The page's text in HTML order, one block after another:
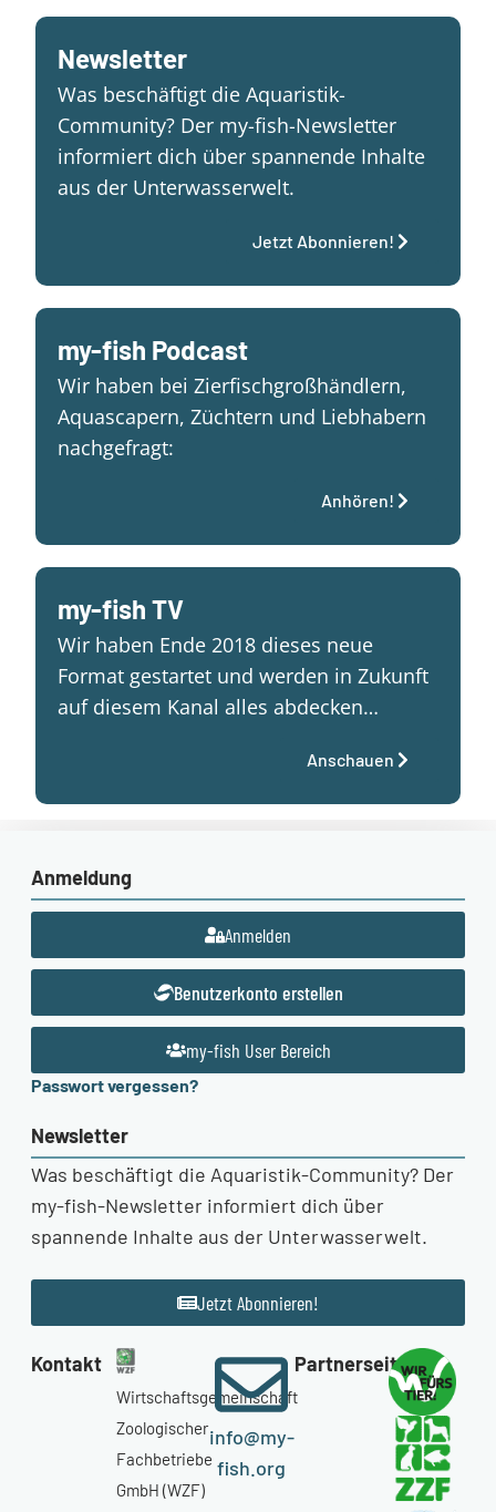
Newsletter
Was beschäftigt die Aquaristik-
Community? Der my-fish-Newsletter
informiert dich über spannende Inhalte
aus der Unterwasserwelt.
Jetzt Abonnieren!
my-fish Podcast
Wir haben bei Zierfischgroßhändlern,
Aquascapern, Züchtern und Liebhabern
nachgefragt:
Anhören!
my-fish TV
Wir haben Ende 2018 dieses neue
Format gestartet und werden in Zukunft
auf diesem Kanal alles abdecken…
Anschauen
Anmeldung
Anmelden
Benutzerkonto erstellen
my-fish User Bereich
Passwort vergessen?
Newsletter
Was beschäftigt die Aquaristik-Community? Der
my-fish-Newsletter informiert dich über
spannende Inhalte aus der Unterwasserwelt.
Jetzt Abonnieren!
Kontakt
Wirtschaftsgemeinschaft
Zoologischer
Fachbetriebe
GmbH (WZF)
info@my-
fish.org
Partnerseiten